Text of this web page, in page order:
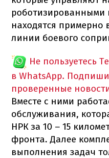
роботизированными
находятся примерно
линии боевого
Не пользуетесь
в WhatsApp.
проверенные
Вместе с ними
обслуживания,
НРК за 10 – 15
фронта. Далее
выполнения задач